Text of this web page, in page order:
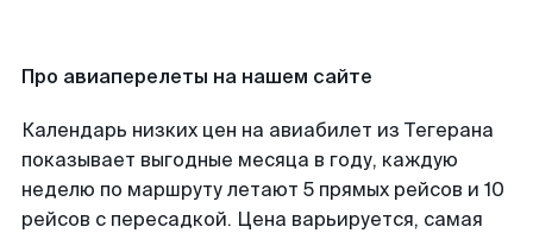
Про авиаперелеты на нашем сайте
Календарь низких цен на авиабилет из Тегерана
показывает выгодные месяца в году, каждую
неделю по маршруту летают 5 прямых рейсов и 10
рейсов с пересадкой. Цена варьируется, самая